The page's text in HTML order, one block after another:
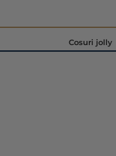
Cosuri jolly